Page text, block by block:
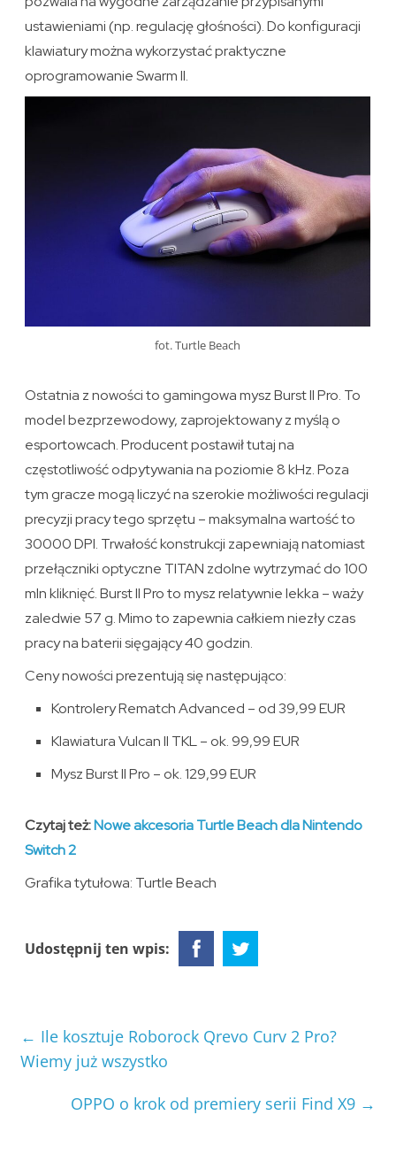
ustawieniami (np. regulację głośności). Do konfiguracji
klawiatury można wykorzystać praktyczne
oprogramowanie Swarm II.
fot. Turtle Beach
Ostatnia z nowości to gamingowa mysz Burst II Pro. To
model bezprzewodowy, zaprojektowany z myślą o
esportowcach. Producent postawił tutaj na
częstotliwość odpytywania na poziomie 8 kHz. Poza
tym gracze mogą liczyć na szerokie możliwości regulacji
precyzji pracy tego sprzętu – maksymalna wartość to
30000 DPI. Trwałość konstrukcji zapewniają natomiast
przełączniki optyczne TITAN zdolne wytrzymać do 100
mln kliknięć. Burst II Pro to mysz relatywnie lekka – waży
zaledwie 57 g. Mimo to zapewnia całkiem niezły czas
pracy na baterii sięgający 40 godzin.
Ceny nowości prezentują się następująco:
Kontrolery Rematch Advanced – od 39,99 EUR
Klawiatura Vulcan II TKL – ok. 99,99 EUR
Mysz Burst II Pro – ok. 129,99 EUR
Czytaj też:Nowe akcesoria Turtle Beach dla Nintendo
Switch 2
Grafika tytułowa: Turtle Beach
Udostępnij ten wpis:
← Ile kosztuje Roborock Qrevo Curv 2 Pro?
Wiemy już wszystko
OPPO o krok od premiery serii Find X9 →